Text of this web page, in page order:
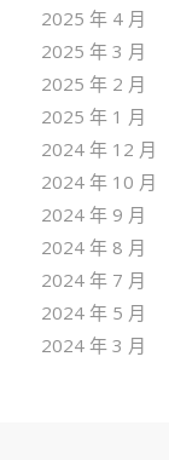
2025 年 4 月
2025 年 3 月
2025 年 2 月
2025 年 1 月
2024 年 12 月
2024 年 10 月
2024 年 9 月
2024 年 8 月
2024 年 7 月
2024 年 5 月
2024 年 3 月